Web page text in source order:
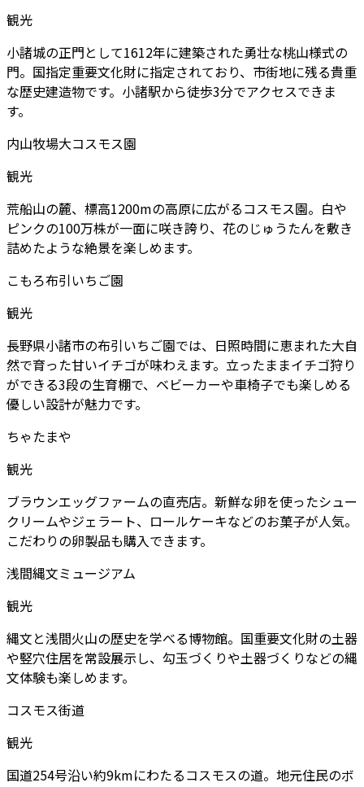
観光
小諸城の正門として1612年に建築された勇壮な桃山様式の
門。国指定重要文化財に指定されており、市街地に残る貴重
な歴史建造物です。小諸駅から徒歩3分でアクセスできま
す。
内山牧場大コスモス園
観光
荒船山の麓、標高1200mの高原に広がるコスモス園。白や
ピンクの100万株が一面に咲き誇り、花のじゅうたんを敷き
詰めたような絶景を楽しめます。
こもろ布引いちご園
観光
長野県小諸市の布引いちご園では、日照時間に恵まれた大自
然で育った甘いイチゴが味わえます。立ったままイチゴ狩り
ができる3段の生育棚で、ベビーカーや車椅子でも楽しめる
優しい設計が魅力です。
ちゃたまや
観光
ブラウンエッグファームの直売店。新鮮な卵を使ったシュー
クリームやジェラート、ロールケーキなどのお菓子が人気。
こだわりの卵製品も購入できます。
浅間縄文ミュージアム
観光
縄文と浅間火山の歴史を学べる博物館。国重要文化財の土器
や竪穴住居を常設展示し、勾玉づくりや土器づくりなどの縄
文体験も楽しめます。
コスモス街道
観光
国道254号沿い約9kmにわたるコスモスの道。地元住民のボ